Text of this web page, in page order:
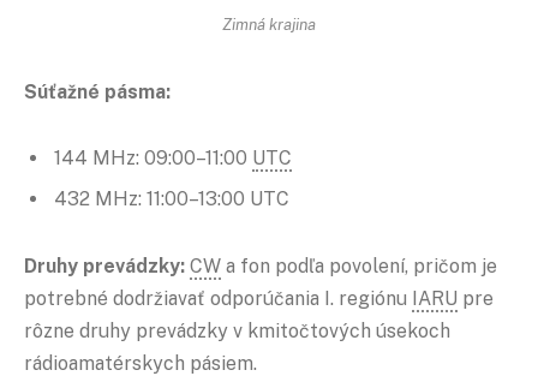
Zimná krajina
Súťažné pásma:
144 MHz: 09:00–11:00 UTC
432 MHz: 11:00–13:00 UTC
Druhy prevádzky: CW a fon podľa povolení, pričom je
potrebné dodržiavať odporúčania I. regiónu IARU pre
rôzne druhy prevádzky v kmitočtových úsekoch
rádioamatérskych pásiem.